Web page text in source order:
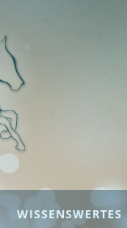
WISSENSWERTES